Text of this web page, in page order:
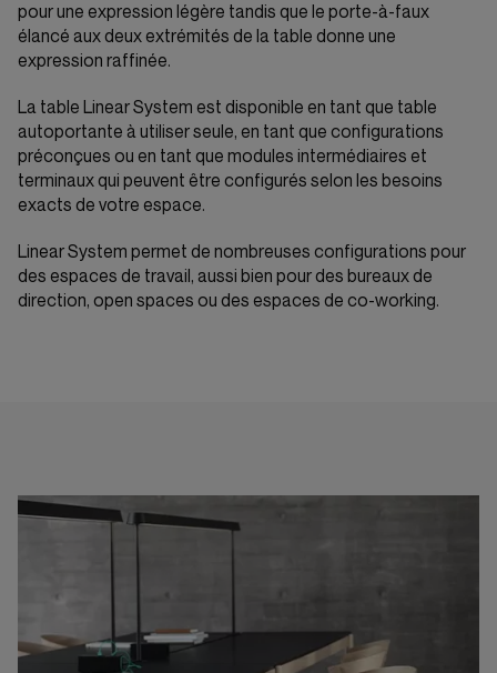
pour une expression légère tandis que le porte-à-faux
élancé aux deux extrémités de la table donne une
expression raffinée.
La table Linear System est disponible en tant que table
autoportante à utiliser seule, en tant que configurations
préconçues ou en tant que modules intermédiaires et
terminaux qui peuvent être configurés selon les besoins
exacts de votre espace.
Linear System permet de nombreuses configurations pour
des espaces de travail, aussi bien pour des bureaux de
direction, open spaces ou des espaces de co-working.